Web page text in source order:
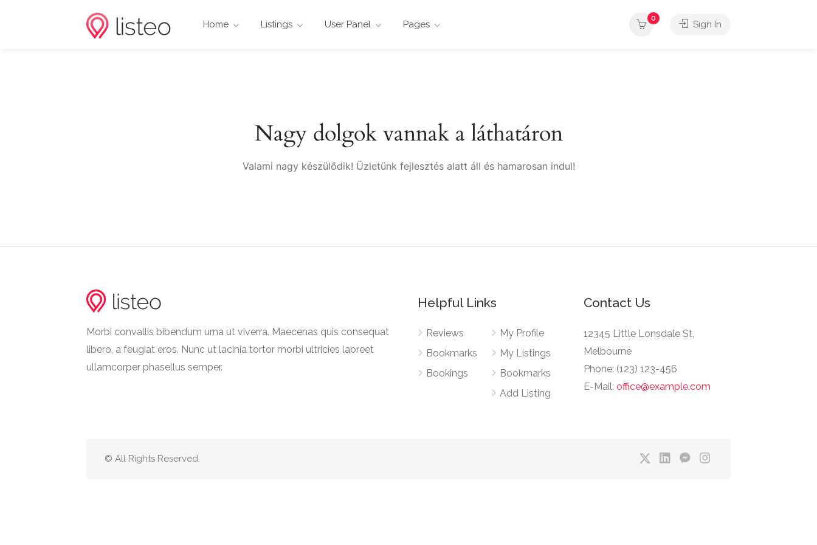
Home Listings User Panel Pages
0
Sign In
Nagy dolgok vannak a láthatáron
Valami nagy készülődik! Üzletünk fejlesztés alatt áll és hamarosan indul!
Morbi convallis bibendum urna ut viverra. Maecenas quis consequat
libero, a feugiat eros. Nunc ut lacinia tortor morbi ultricies laoreet
ullamcorper phasellus semper.
Helpful Links
Reviews
Bookmarks
Bookings
My Profile
My Listings
Bookmarks
Add Listing
Contact Us
12345 Little Lonsdale St,
Melbourne
Phone: (123) 123-456
E-Mail: office@example.com
© All Rights Reserved.